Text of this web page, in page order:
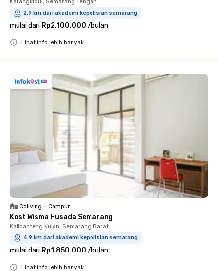
Karangkidul, Semarang Tengah
2.9 km dari akademi kepolisian semarang
mulai dari Rp2.100.000 /bulan
Lihat info lebih banyak
Coliving • Campur
Kost Wisma Husada Semarang
Kalibanteng Kulon, Semarang Barat
4.9 km dari akademi kepolisian semarang
mulai dari Rp1.850.000 /bulan
Lihat info lebih banyak